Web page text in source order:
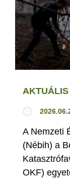
A Nemzeti
(Nébih) a
OKF)